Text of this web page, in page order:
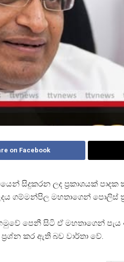
on Facebook
සිදුකරන ලද ප්රකාශයක්
උදය ගම්මන්පිල මහතාගෙන් පොලිස්
පෙනී සිටි ඒ මහතාගෙන්
රශ්න කර ඇති බව වාර්තා වේ.